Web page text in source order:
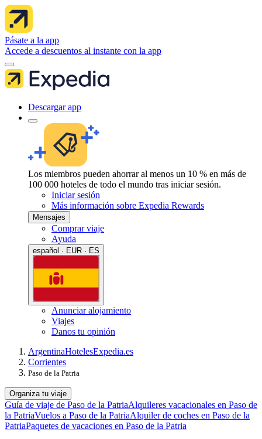
Pásate a la app
Accede a descuentos al instante con la app
Descargar app
Los miembros pueden ahorrar al menos un 10 % en más de
100 000 hoteles de todo el mundo tras iniciar sesión.
Iniciar sesión
Más información sobre Expedia Rewards
Mensajes
Comprar viaje
Ayuda
español · EUR · ES
Anunciar alojamiento
Viajes
Danos tu opinión
ArgentinaHotelesExpedia.es
Corrientes
Paso de la Patria
Organiza tu viaje
Guía de viaje de Paso de la PatriaAlquileres vacacionales en Paso de
la PatriaVuelos a Paso de la PatriaAlquiler de coches en Paso de la
PatriaPaquetes de vacaciones en Paso de la Patria